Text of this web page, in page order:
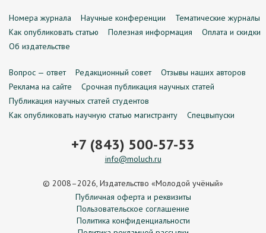
Номера журнала Научные конференции
Тематические журналы
Как опубликовать статью
Полезная информация
Оплата и скидки
Об издательстве
Вопрос — ответ Редакционный совет
Отзывы наших авторов
Реклама на сайте
Срочная публикация научных статей
Публикация научных статей студентов
Как опубликовать научную статью магистранту
Спецвыпуски
+7 (843) 500-57-53
info@moluch.ru
© 2008–2026, Издательство «Молодой учёный»
Публичная оферта и реквизиты
Пользовательское соглашение
Политика конфиденциальности